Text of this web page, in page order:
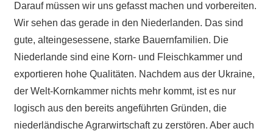
Darauf müssen wir uns gefasst machen und vorbereiten.
Wir sehen das gerade in den Niederlanden. Das sind
gute, alteingesessene, starke Bauernfamilien. Die
Niederlande sind eine Korn- und Fleischkammer und
exportieren hohe Qualitäten. Nachdem aus der Ukraine,
der Welt-Kornkammer nichts mehr kommt, ist es nur
logisch aus den bereits angeführten Gründen, die
niederländische Agrarwirtschaft zu zerstören. Aber auch